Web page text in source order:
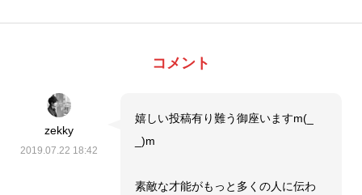
コメント
zekky
2019.07.22 18:42
嬉しい投稿有り難う御座いますm(_
_)m
素敵な才能がもっと多くの人に伝わ